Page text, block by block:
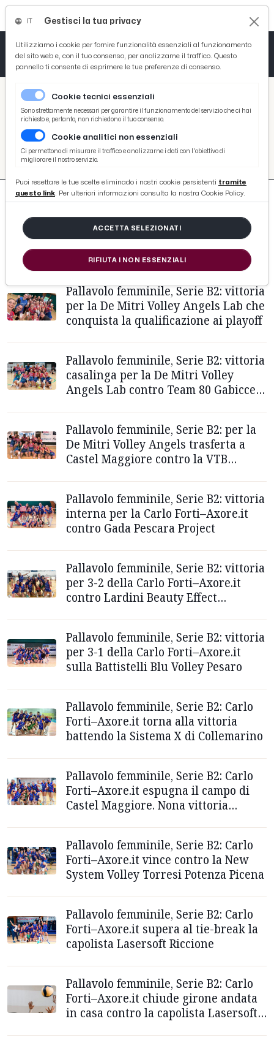
/ Picenotime
/ #de-mitri-carlo-forti-volley-angels-lab
#DE-MITRI-CARLO-FORTI-
VOLLEY-ANGELS-LAB
24 ARTICOLI
Pallavolo femminile, Serie B2: vittoria
per la De Mitri Volley Angels Lab che
conquista la qualificazione ai playoff
Pallavolo femminile, Serie B2: vittoria
casalinga per la De Mitri Volley
Angels Lab contro Team 80 Gabicce-
Pallavolo femminile, Serie B2: per la
De Mitri Volley Angels trasferta a
Castel Maggiore contro la VTB
Pallavolo femminile, Serie B2: vittoria
interna per la Carlo Forti–Axore.it
contro Gada Pescara Project
Pallavolo femminile, Serie B2: vittoria
per 3-2 della Carlo Forti–Axore.it
contro Lardini Beauty Effect
Pallavolo femminile, Serie B2: vittoria
per 3-1 della Carlo Forti–Axore.it
sulla Battistelli Blu Volley Pesaro
Pallavolo femminile, Serie B2: Carlo
Forti–Axore.it torna alla vittoria
battendo la Sistema X di Collemarino
Pallavolo femminile, Serie B2: Carlo
Forti–Axore.it espugna il campo di
Castel Maggiore. Nona vittoria
Pallavolo femminile, Serie B2: Carlo
Forti–Axore.it vince contro la New
System Volley Torresi Potenza Picena
Pallavolo femminile, Serie B2: Carlo
Forti–Axore.it supera al tie-break la
capolista Lasersoft Riccione
Pallavolo femminile, Serie B2: Carlo
Forti–Axore.it chiude girone andata
in casa contro la capolista Lasersoft
Gestisci la tua privacy
Utilizziamo i cookie per fornire funzionalità essenziali al funzionamento
del sito web e, con il tuo consenso, per analizzarne il traffico. Questo
pannello ti consente di esprimere le tue preferenze di consenso.
Cookie tecnici essenziali
Sono strettamente necessari per garantire il funzionamento del servizio che ci hai
richiesto e, pertanto, non richiedono il tuo consenso.
Cookie analitici non essenziali
Ci permettono di misurare il traffico e analizzarne i dati con l'obiettivo di
migliorare il nostro servizio.
Puoi resettare le tue scelte eliminado i nostri cookie persistenti tramite
questo link. Per ulteriori informazioni consulta la nostra Cookie Policy.
ACCETTA SELEZIONATI
RIFIUTA I NON ESSENZIALI
Tutto News
Tutto Sport
Basket
Ciclismo
Tutto Curiosità